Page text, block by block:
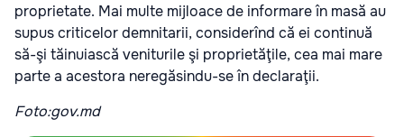
proprietate. Mai multe mijloace de informare în masă au
supus criticelor demnitarii, considerînd că ei continuă
să-şi tăinuiască veniturile şi proprietăţile, cea mai mare
parte a acestora neregăsindu-se în declaraţii.
Foto:gov.md